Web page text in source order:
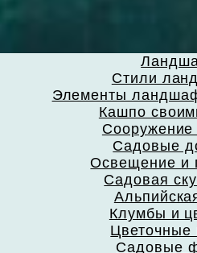
Стили
Элементы
Кашпо
Сооружение
Садовые
Освещение и
Садовая
Клумбы и
Цветочные
Садовые